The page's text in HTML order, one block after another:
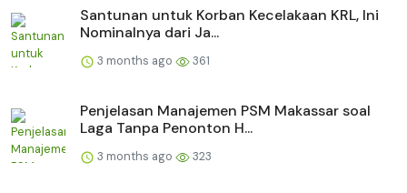
Santunan untuk Korban Kecelakaan KRL, Ini
Nominalnya dari Ja...
3 months ago 361
Penjelasan Manajemen PSM Makassar soal
Laga Tanpa Penonton H...
3 months ago 323